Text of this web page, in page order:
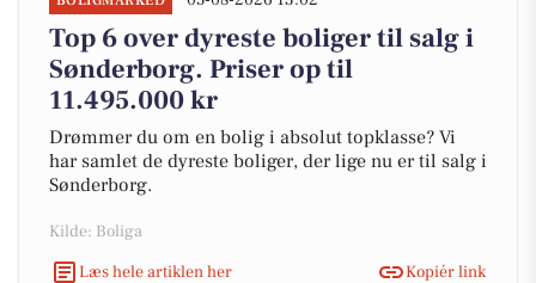
Top 6 over dyreste boliger til salg i
Sønderborg. Priser op til
11.495.000 kr
Drømmer du om en bolig i absolut topklasse? Vi
har samlet de dyreste boliger, der lige nu er til salg i
Sønderborg.
Kilde: Boliga
Læs hele artiklen her
Kopiér link